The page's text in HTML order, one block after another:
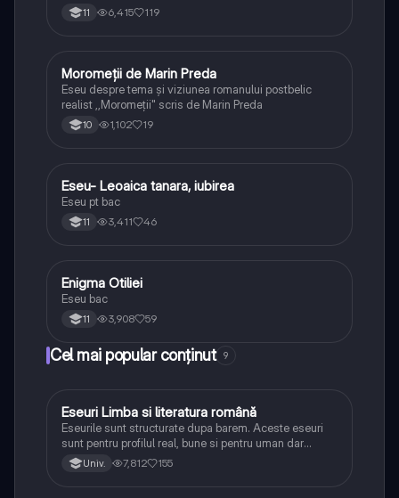
11 6,415 119
Limba și literatura română
Moromeții de Marin Preda
Eseu despre tema și viziunea romanului postbelic
realist ,,Moromeții" scris de Marin Preda
10 1,102 19
Limba și literatura română
Eseu- Leoaica tanara, iubirea
Eseu pt bac
11 3,411 46
Limba și literatura română
Enigma Otiliei
Eseu bac
11 3,908 59
Cel mai popular conținut 9
Limba și literatura română
Eseuri Limba si literatura română
Eseurile sunt structurate dupa barem. Aceste eseuri
sunt pentru profilul real, bune si pentru uman dar
lipsesc relatiile dintre personaje si caracrerizarile.
Univ. 7,812 155